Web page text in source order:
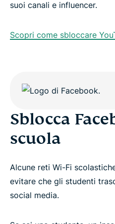
suoi canali e influencer.
Scopri come sbloccare
Sblocca
scuola
Alcune reti Wi-Fi
evitare che gli studenti
social media.